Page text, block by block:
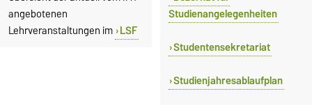
angebotenen
Lehrveranstaltungen im LSF
Studienangelegenheiten
Studentensekretariat
Studienjahresablaufplan